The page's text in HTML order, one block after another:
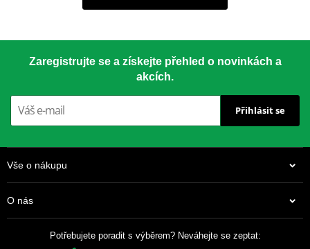
Zaregistrujte se a získejte přehled o novinkách a
akcích.
Přihlásit se
Vše o nákupu
O nás
Potřebujete poradit s výběrem? Neváhejte se zeptat: